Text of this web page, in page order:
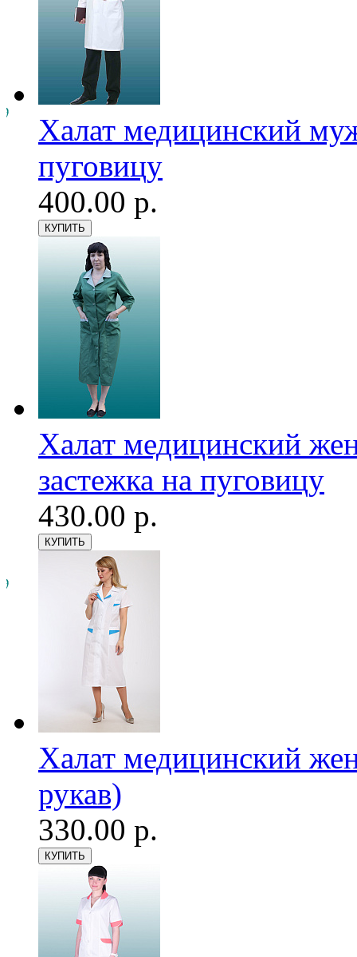
Халат медицинский
пуговицу
400.00 р.
Халат медицинский
застежка на пуговицу
430.00 р.
Халат медицинский
рукав)
330.00 р.